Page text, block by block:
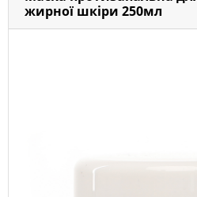
жирної шкіри 250мл